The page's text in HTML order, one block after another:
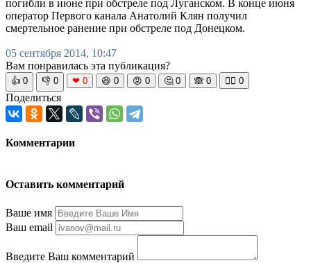
погибли в июне при обстреле под Луганском. В конце июня
оператор Первого канала Анатолий Клян получил
смертельное ранение при обстреле под Донецком.
05 сентября 2014, 10:47
Вам понравилась эта публикация?
👍 0 👎 0 ❤ 0 😆 0 😡 0 🤔 0 🙈 0 🧘‍♀️ 0
Поделиться
Комментарии
Оставить комментарий
Ваше имя
Ваш email
Введите Ваш комментарий